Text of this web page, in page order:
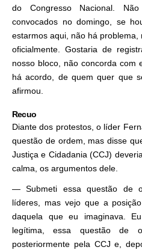
do Congresso Nacional.
convocados no domingo, se
estarmos aqui, não há
oficialmente. Gostaria de
nosso bloco, não concorda com
há acordo, de quem quer que
afirmou.
Recuo
Diante dos protestos, o líder
questão de ordem, mas disse
Justiça e Cidadania (CCJ)
calma, os argumentos dele.
— Submeti essa questão de
líderes, mas vejo que a
daquela que eu imaginava.
legítima, essa questão de
posteriormente pela CCJ e,